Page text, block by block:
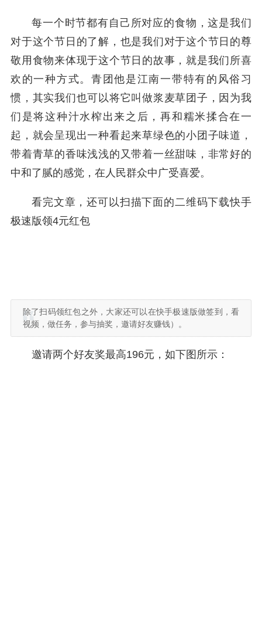
每一个时节都有自己所对应的食物，这是我们
对于这个节日的了解，也是我们对于这个节日的尊
敬用食物来体现于这个节日的故事，就是我们所喜
欢的一种方式。青团他是江南一带特有的风俗习
惯，其实我们也可以将它叫做浆麦草团子，因为我
们是将这种汁水榨出来之后，再和糯米揉合在一
起，就会呈现出一种看起来草绿色的小团子味道，
带着青草的香味浅浅的又带着一丝甜味，非常好的
中和了腻的感觉，在人民群众中广受喜爱。
看完文章，还可以扫描下面的二维码下载快手
极速版领4元红包
除了扫码领红包之外，大家还可以在快手极速版做签到，看
视频，做任务，参与抽奖，邀请好友赚钱）。
邀请两个好友奖最高196元，如下图所示：